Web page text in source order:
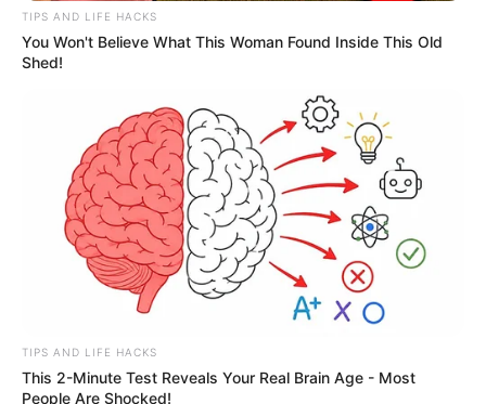
TIPS AND LIFE HACKS
You Won't Believe What This Woman Found Inside This Old
Shed!
TIPS AND LIFE HACKS
This 2-Minute Test Reveals Your Real Brain Age - Most
People Are Shocked!